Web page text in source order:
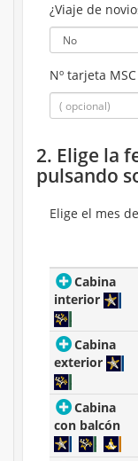
¿Viaje de
Nº tarjeta
2. Elige la
pulsando
Elige el mes
Cabina
interior
Cabina
exterior
Cabina
con balcón